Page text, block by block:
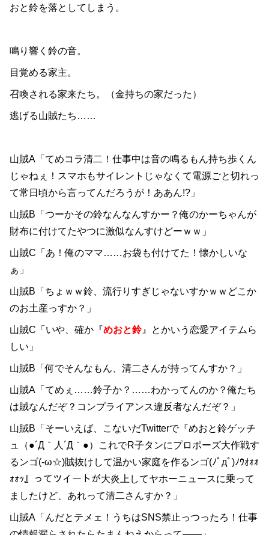
おと鈴を落としてしまう。
鳴り響く鈴の音。
目覚める家主。
召喚される家来たち。（金持ちの家だった）
逃げる山賊たち……
山賊A「てめコラ清二！仕事中は音の鳴るもん持ち歩くん
じゃねぇ！スマホもサイレントじゃなくて電源ごと切れっ
て常日頃から言ってんだろうが！ああん!?」
山賊B「つーかその鈴なんなんすかー？俺のかーちゃんが
財布に付けてたやつに激似なんすけどーｗｗ」
山賊C「あ！俺のママ……お袋も付けてた！懐かしいな
ぁ」
山賊B「ちょｗｗ鈴、流行りすぎじゃないすかｗｗどこか
のお土産っすか？」
山賊C「いや、確か『めおと鈴』とかいう恋愛アイテムら
しい」
山賊B「何でそんなもん、清二さんが持ってんすか？」
山賊A「てめぇ……鈴子か？……わかってんのか？俺たち
は賊なんだぞ？コンプライアンス違反者なんだぞ？」
山賊B「そーいえば、こないだTwitterで『めおと鈴ゲッチ
ュ（●´Д｀人´Д｀●）これでR子タンにプロポーズ大作戦す
るンゴ(-ω☆)賊抜けして温かい家庭を作るンゴ(ﾉﾟдﾟ)ﾉｳｵｫｫ
ｫｫｯ』ってツイートが大炎上してヤホーニュースに乗って
ましたけど、あれって清二さんすか？」
山賊A「んだとテメェ！うちはSNS禁止っつったろ！仕事